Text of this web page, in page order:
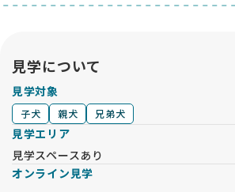
見学について
見学対象
子犬 親犬 兄弟犬
見学エリア
見学スペースあり
オンライン見学